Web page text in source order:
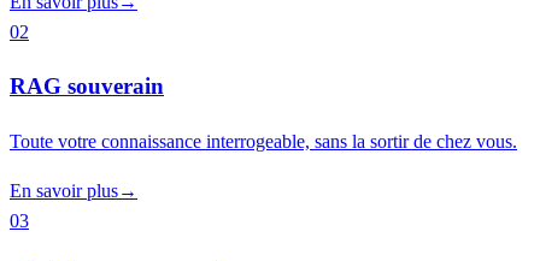
02
RAG souverain
Toute votre connaissance interrogeable, sans la sortir de chez vous.
En savoir plus→
03